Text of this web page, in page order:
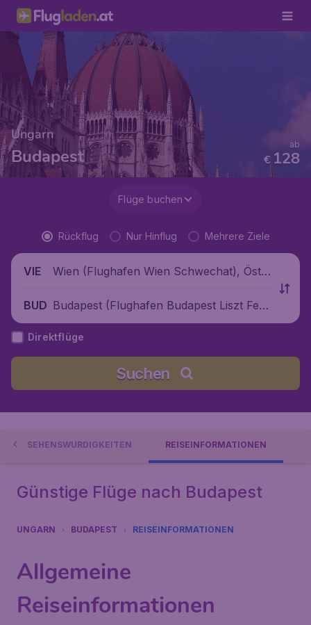
Ungarn
Budapest € 128
ab
Flüge buchen
Rückflug Nur Hinflug Mehrere Ziele
VIE
Wien (Flughafen Wien Schwechat), Öste
BUD Budapest (Flughafen Budapest Liszt Fere
nc), Ungarn
Direktflüge
Suchen
SEHENSWÜRDIGKEITEN REISEINFORMATIONEN
Günstige Flüge nach Budapest
UNGARN BUDAPEST REISEINFORMATIONEN
Allgemeine
Reiseinformationen